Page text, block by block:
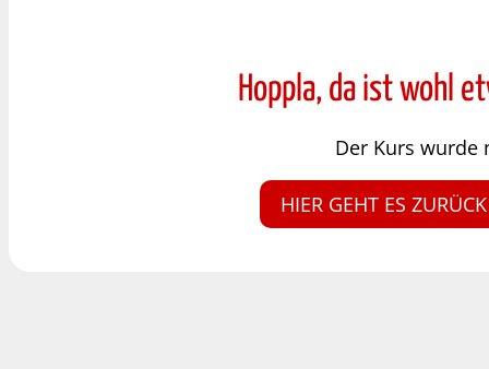
Hoppla, da ist wohl
Der Kurs wurde
HIER GEHT ES